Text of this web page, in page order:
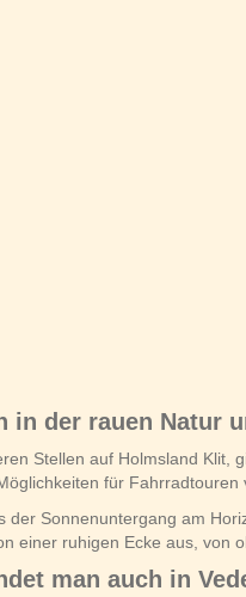
in der rauen Natur
Stellen auf Holmsland Klit,
für
der Sonnenuntergang am
einer ruhigen Ecke aus, von
man auch in